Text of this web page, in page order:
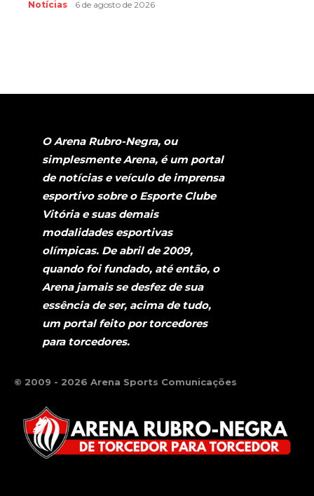
Notícias 6 de agosto de 2026
O Arena Rubro-Negra, ou
simplesmente Arena, é um portal
de notícias e veículo de imprensa
esportivo sobre o Esporte Clube
Vitória e suas demais
modalidades esportivas
olímpicas. De abril de 2009,
quando foi fundado, até então, o
Arena jamais se desfez de sua
essência de ser, acima de tudo,
um portal feito por torcedores
para torcedores.
© 2009 - 2026 Arena Sports Comunicações